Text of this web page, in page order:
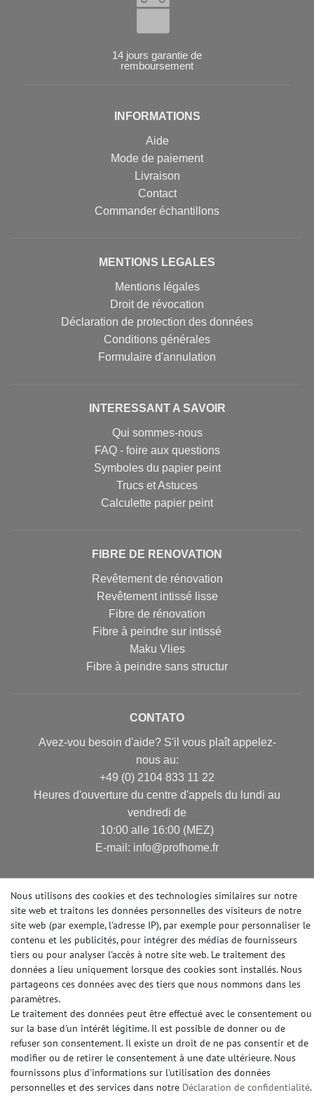
14 jours garantie de
remboursement
INFORMATIONS
Aide
Mode de paiement
Livraison
Contact
Commander échantillons
MENTIONS LEGALES
Mentions légales
Droit de révocation
Déclaration de protection des données
Conditions générales
Formulaire d'annulation
INTERESSANT A SAVOIR
Qui sommes-nous
FAQ - foire aux questions
Symboles du papier peint
Trucs et Astuces
Calculette papier peint
FIBRE DE RENOVATION
Revêtement de rénovation
Revêtement intissé lisse
Fibre de rénovation
Fibre à peindre sur intissé
Maku Vlies
Fibre à peindre sans structur
CONTATO
Avez-vou besoin d'aide? S'il vous plaît appelez-
nous au:
+49 (0) 2104 833 11 22
Heures d'ouverture du centre d'appels du lundi au
vendredi de
10:00 alle 16:00 (MEZ)
E-mail: info@profhome.fr
MODES DE PAIEMENT
DES MÉDIAS SOCIAUX
© Copyright 2026 | e-Delux GmbH
Nous utilisons des cookies et des technologies similaires sur notre
site web et traitons les données personnelles des visiteurs de notre
site web (par exemple, l'adresse IP), par exemple pour personnaliser le
contenu et les publicités, pour intégrer des médias de fournisseurs
tiers ou pour analyser l'accès à notre site web. Le traitement des
données a lieu uniquement lorsque des cookies sont installés. Nous
partageons ces données avec des tiers que nous nommons dans les
paramètres.
Le traitement des données peut être effectué avec le consentement ou
sur la base d'un intérêt légitime. Il est possible de donner ou de
refuser son consentement. Il existe un droit de ne pas consentir et de
modifier ou de retirer le consentement à une date ultérieure. Nous
fournissons plus d'informations sur l'utilisation des données
personnelles et des services dans notre Déclaration de confidentialité.